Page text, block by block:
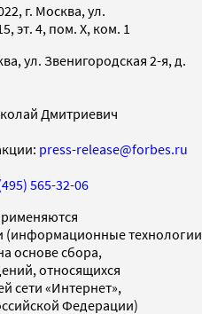
г. Москва, ул.
эт. 4, пом. X, ком. 1
ул. Звенигородская 2-я, д.
Дмитриевич
press-release@forbes.ru
565-32-06
(информационные технологии
основе сбора,
относящихся
сети «Интернет»,
Федерации)